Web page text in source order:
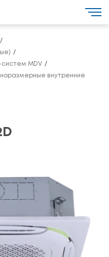
систем MDV
внутренние